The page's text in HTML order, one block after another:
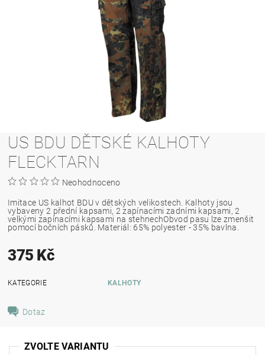
US BDU DĚTSKÉ KALHOTY
FLECKTARN
Neohodnoceno
Imitace US kalhot BDU v dětských velikostech. Kalhoty jsou
vybaveny 2 přední kapsami, 2 zapínacími zadními kapsami, 2
velkými zapínacími kapsami na stehnechObvod pasu lze zmenšit
pomocí bočních pásků. Materiál: 65% polyester - 35% bavlna.
375 Kč
KATEGORIE KALHOTY
Dotaz
ZVOLTE VARIANTU